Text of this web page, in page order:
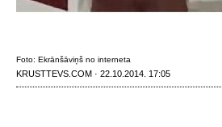
Foto: Ekrānšāviņš no interneta
KRUSTTEVS.COM · 22.10.2014. 17:05